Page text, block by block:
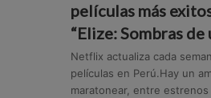
películas más
“Elize: Sombras de
Netflix actualiza cada
películas en Perú.Hay un
maratonear, entre